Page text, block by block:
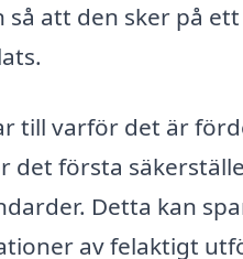
så att den sker på
till varför det är
det första
Detta kan
av felaktigt